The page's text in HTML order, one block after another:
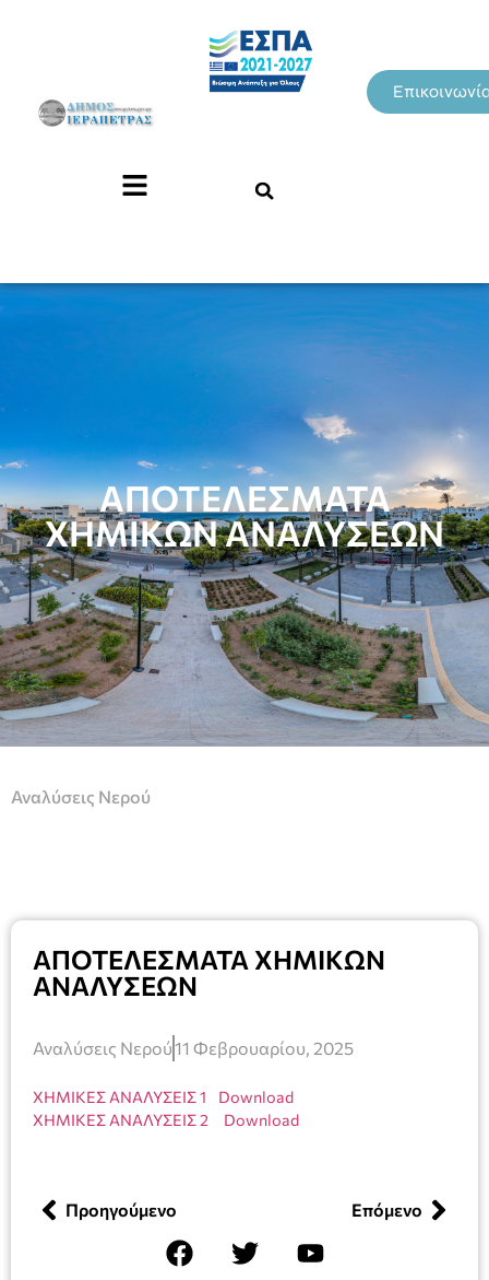
ΑΠΟΤΕΛΕΣΜΑΤΑ
ΧΗΜΙΚΩΝ ΑΝΑΛΥΣΕΩΝ
Αναλύσεις Νερού
ΑΠΟΤΕΛΕΣΜΑΤΑ ΧΗΜΙΚΩΝ
ΑΝΑΛΥΣΕΩΝ
Αναλύσεις Νερού11 Φεβρουαρίου, 2025
ΧΗΜΙΚΕΣ ΑΝΑΛΥΣΕΙΣ 1
Download
ΧΗΜΙΚΕΣ ΑΝΑΛΥΣΕΙΣ 2
Download
Προηγούμενο Επόμενο